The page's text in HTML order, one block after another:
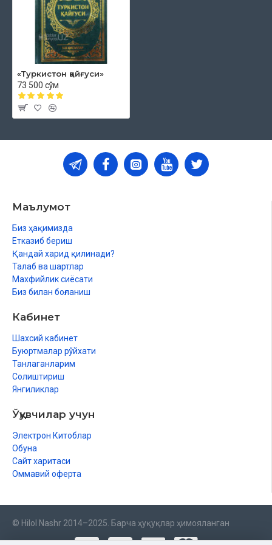
қурилиши
Нафири омм ғалабаси ва миллиёзодлик ҳаракатининг
кенгайиши
Шунган (хитойча) - бошлиқ, катта амалдор
Советларнинг хиёнати ва натижа
«Туркистон қайғуси»
73 500 сўм
Маълумот
Биз ҳақимизда
Етказиб бериш
Қандай харид қилинади?
Талаб ва шартлар
Махфийлик сиёсати
Биз билан боғланиш
Кабинет
Шахсий кабинет
Буюртмалар рўйхати
Танлаганларим
Солиштириш
Янгиликлар
Ўқувчилар учун
Электрон Китоблар
Обуна
Сайт харитаси
Оммавий оферта
© Hilol Nashr 2014–2025. Барча ҳуқуқлар ҳимояланган